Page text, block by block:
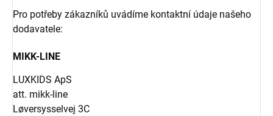
Pro potřeby zákazníků uvádíme kontaktní údaje našeho
dodavatele:
MIKK-LINE
LUXKIDS ApS
att. mikk-line
Løversysselvej 3C